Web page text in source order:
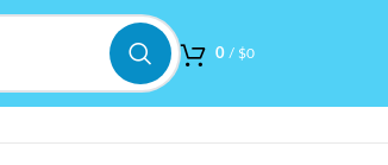
0 / $0